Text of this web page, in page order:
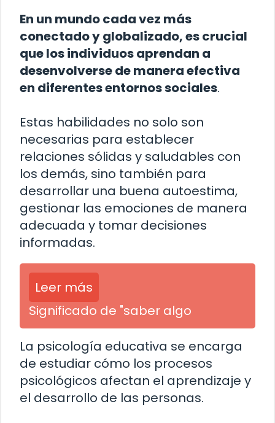
En un mundo cada vez más
conectado y globalizado, es crucial
que los individuos aprendan a
desenvolverse de manera efectiva
en diferentes entornos sociales.
Estas habilidades no solo son
necesarias para establecer
relaciones sólidas y saludables con
los demás, sino también para
desarrollar una buena autoestima,
gestionar las emociones de manera
adecuada y tomar decisiones
informadas.
Leer más
Significado de "saber algo
La psicología educativa se encarga
de estudiar cómo los procesos
psicológicos afectan el aprendizaje y
el desarrollo de las personas.